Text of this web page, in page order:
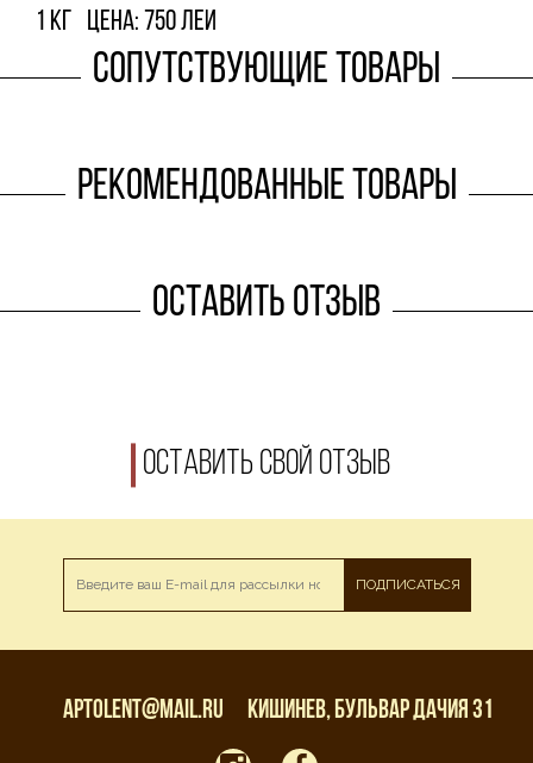
1 кг Цена: 750 леи
Сопутствующие товары
Рекомендованные товары
Оставить отзыв
Оставить свой отзыв
ПОДПИСАТЬСЯ
aptolent@mail.ru Кишинев, бульвар Дачия 31